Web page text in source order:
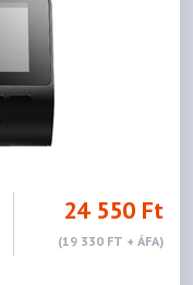
24 550 Ft
(19 330 FT + ÁFA)